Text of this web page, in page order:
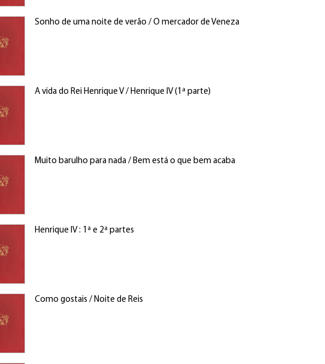
Sonho de uma noite de verão / O mercador de Veneza
A vida do Rei Henrique V / Henrique IV (1ª parte)
Muito barulho para nada / Bem está o que bem acaba
Henrique IV : 1ª e 2ª partes
Como gostais / Noite de Reis